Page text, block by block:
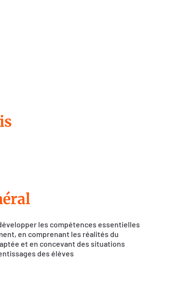
les compétences essentielles
en comprenant les réalités du
et en concevant des situations
des élèves